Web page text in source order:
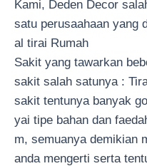
Kami, Deden Decor
satu perusaahaan yang
al tirai Rumah
Sakit yang tawarkan
sakit salah satunya :
sakit tentunya banyak
yai tipe bahan dan
m, semuanya demikian
anda mengerti serta